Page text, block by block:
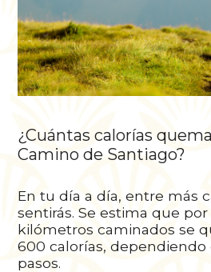
¿Cuántas calorías
Camino de Santiago?
En tu día a día, entre más
sentirás. Se estima que por
kilómetros caminados se
600 calorías,
pasos.